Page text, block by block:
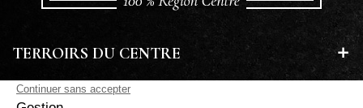
TERROIRS DU CENTRE
EN SAVOIR PLUS